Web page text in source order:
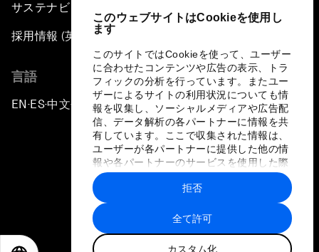
このウェブサイトはCookieを使用し
ます
このサイトではCookieを使って、ユーザー
に合わせたコンテンツや広告の表示、トラ
フィックの分析を行っています。またユー
ザーによるサイトの利用状況についても情
報を収集し、ソーシャルメディアや広告配
信、データ解析の各パートナーに情報を共
有しています。ここで収集された情報は、
ユーザーが各パートナーに提供した他の情
報や各パートナーのサービスを使用した際
に収集された情報と組み合わされ、各パー
トナーによって使用されることがありま
す。
全て許可
カスタム化
拒否
サステナビリティへの取り組み
採用情報 (英語のみ)
言語
EN ▪ ES▪中文▪ 日本語
プライバシーポリシーと利用規約
サイトマップ